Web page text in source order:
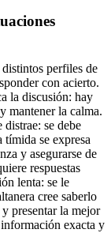
perfiles de
con acierto.
la discusión: hay
mantener la calma.
se debe
se expresa
y asegurarse de
respuestas
lenta: se le
cree saberlo
presentar la mejor
exacta y